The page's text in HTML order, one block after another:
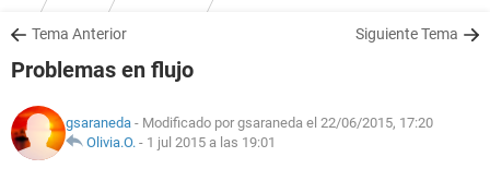
SALUD
NUTRICIÓN
Tema Anterior Siguiente Tema
Problemas en flujo
gsaraneda - Modificado por gsaraneda el 22/06/2015, 17:20
Olivia.O. - 1 jul 2015 a las 19:01